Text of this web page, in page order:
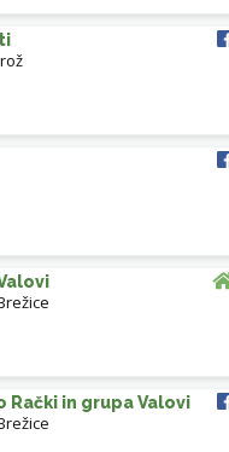
Rački in grupa Valovi